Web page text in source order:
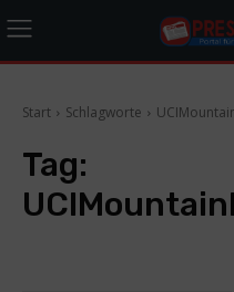
Start Schlagworte
Tag: